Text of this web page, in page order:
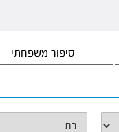
סיפור משפחתי